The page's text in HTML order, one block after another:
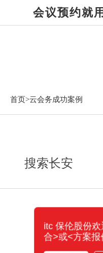
会议预约就
首页>云会务成功案例
搜索长安
itc 保伦股份
合>或<方案报